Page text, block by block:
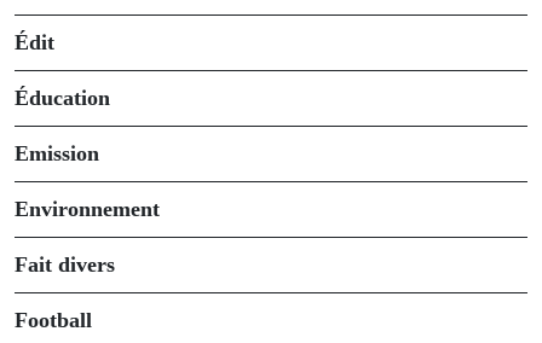
Édit
Éducation
Emission
Environnement
Fait divers
Football